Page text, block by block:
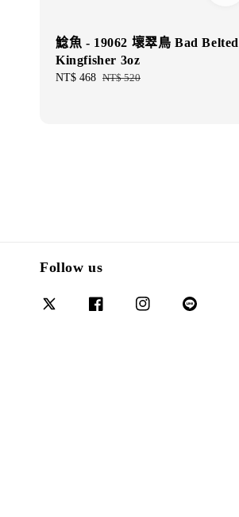
鯰魚 - 19062 壞翠鳥 Bad Belted
Kingfisher 3oz
Sale
NT$ 468 Regular
NT$ 520
Follow us